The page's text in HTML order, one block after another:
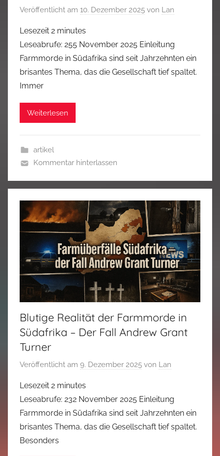
Veröffentlicht am 10. Dezember 2025 von Lan
Lesezeit 2 minutes
Leseabrufe: 255 November 2025 Einleitung
Farmmorde in Südafrika sind seit Jahrzehnten ein
brisantes Thema, das die Gesellschaft tief spaltet.
Immer
Weiterlesen
artikel
Kommentar hinterlassen
Blutige Realität der Farmmorde in
Südafrika – Der Fall Andrew Grant
Turner
Veröffentlicht am 9. Dezember 2025 von Lan
Lesezeit 2 minutes
Leseabrufe: 232 November 2025 Einleitung
Farmmorde in Südafrika sind seit Jahrzehnten ein
brisantes Thema, das die Gesellschaft tief spaltet.
Besonders